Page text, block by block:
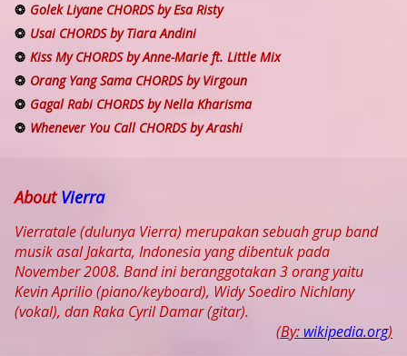
Golek Liyane CHORDS by Esa Risty
Usai CHORDS by Tiara Andini
Kiss My CHORDS by Anne-Marie ft. Little Mix
Orang Yang Sama CHORDS by Virgoun
Gagal Rabi CHORDS by Nella Kharisma
Whenever You Call CHORDS by Arashi
AboutVierra
Vierratale (dulunya Vierra) merupakan sebuah grup band
musik asal Jakarta, Indonesia yang dibentuk pada
November 2008. Band ini beranggotakan 3 orang yaitu
Kevin Aprilio (piano/keyboard), Widy Soediro Nichlany
(vokal), dan Raka Cyril Damar (gitar).
(By: wikipedia.org)